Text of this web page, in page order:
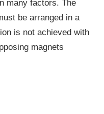
many factors. The
be arranged in a
is not achieved with
magnets